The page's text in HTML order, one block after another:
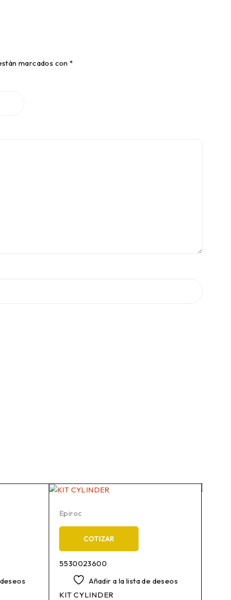
marcados con*
Epiroc
COTIZAR
5530023600
Añadir a la lista de deseos
KIT CYLINDER